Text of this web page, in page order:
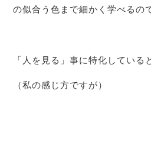
の似合う色まで細かく学べるの
「人を見る」事に特化している
（私の感じ方ですが）